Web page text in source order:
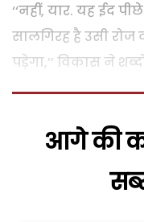
‘‘नहीं, यार. यह ईद
सालगिरह है उसी
पड़ेगा,’’ विकास ने
आगे की